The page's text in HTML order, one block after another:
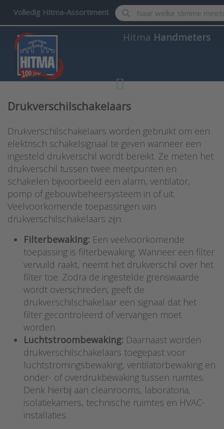
Volledig Hitma-Assortiment Enter a search term.
Hitma Handmeters
Drukverschilschakelaars
Drukverschilschakelaars worden gebruikt om een
elektrisch schakelsignaal te geven wanneer een
ingesteld drukverschil wordt bereikt. Ze meten het
drukverschil tussen twee meetpunten en
schakelen bijvoorbeeld een alarm, ventilator,
pomp of gebouwbeheersysteem in of uit.
Veelvoorkomende toepassingen van
drukverschilschakelaars zijn:
Filterbewaking: Een veelvoorkomende
toepassing is filterbewaking. Wanneer een filter
vervuild raakt, neemt het drukverschil over het
filter toe. Zodra de ingestelde grenswaarde
wordt overschreden, geeft de
drukverschilschakelaar een signaal dat het
filter gecontroleerd of vervangen moet
worden.
Luchtstroombewaking: Daarnaast worden
drukverschilschakelaars toegepast voor
luchtstromingsbewaking, ventilatorbewaking en
onder- of overdrukbewaking tussen ruimtes.
Denk hierbij aan cleanrooms, laboratoria,
isolatiekamers, technische ruimtes en HVAC-
installaties.